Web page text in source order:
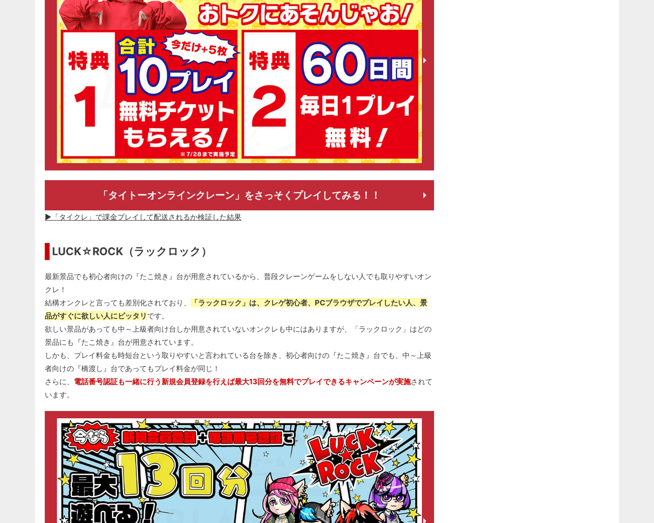
「タイトーオンラインクレーン」をさっそくプレイしてみる！！
▶「タイクレ」で課金プレイして配送されるか検証した結果
LUCK☆ROCK（ラックロック）
最新景品でも初心者向けの『たこ焼き』台が用意されているから、普段クレーンゲームをしない人でも取りやすいオン
クレ！
結構オンクレと言っても差別化されており、
「ラックロック」は、クレゲ初心者、PCブラウザでプレイしたい人、景
品がすぐに欲しい人にピッタリ です。
欲しい景品があっても中～上級者向け台しか用意されていないオンクレも中にはありますが、「ラックロック」はどの
景品にも『たこ焼き』台が用意されています。
しかも、プレイ料金も時短台という取りやすいと言われている台を除き、初心者向けの『たこ焼き』台でも、中～上級
者向けの『橋渡し』台であってもプレイ料金が同じ！
さらに、 電話番号認証も一緒に行う新規会員登録を行えば最大13回分を無料でプレイできるキャンペーンが実施されて
います。